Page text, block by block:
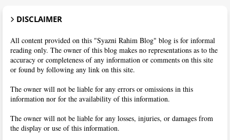
DISCLAIMER
All content provided on this "Syazni Rahim Blog" blog is for informal
reading only. The owner of this blog makes no representations as to the
accuracy or completeness of any information or comments on this site
or found by following any link on this site.
The owner will not be liable for any errors or omissions in this
information nor for the availability of this information.
The owner will not be liable for any losses, injuries, or damages from
the display or use of this information.